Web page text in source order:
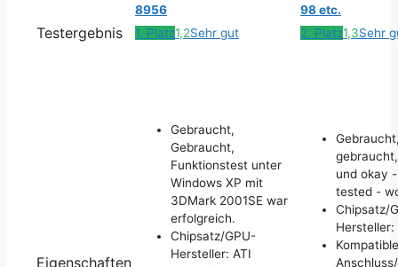
8956
98 etc.
Testergebnis 1. Platz1,2Sehr gut 2. Platz1,3Sehr
Eigenschaften
Gebraucht,
Gebraucht,
Funktionstest unter
Windows XP mit
3DMark 2001SE war
erfolgreich.
Chipsatz/GPU-
Hersteller: ATI
und okay
tested -
Chipsatz/
Hersteller: